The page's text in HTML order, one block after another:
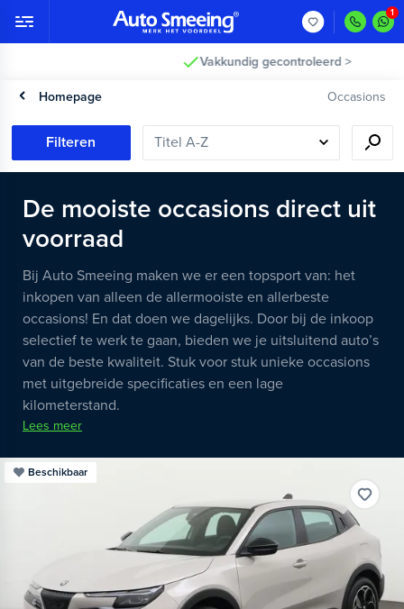
Vakkundig gecontroleerd >
Homepage Occasions
Filteren
De mooiste occasions direct uit
voorraad
Bij Auto Smeeing maken we er een topsport van: het
inkopen van alleen de allermooiste en allerbeste
occasions! En dat doen we dagelijks. Door bij de inkoop
selectief te werk te gaan, bieden we je uitsluitend auto’s
van de beste kwaliteit. Stuk voor stuk unieke occasions
met uitgebreide specificaties en een lage
kilometerstand.
Lees meer
Beschikbaar